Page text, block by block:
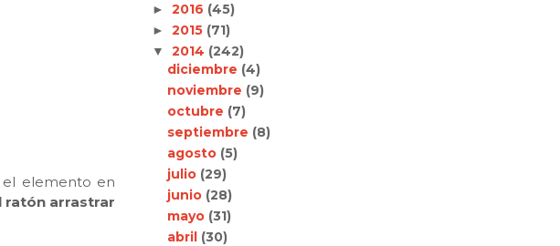
elemento en
ratón arrastrar
► 2016 (45)
► 2015 (71)
▼ 2014 (242)
diciembre (4)
noviembre (9)
octubre (7)
septiembre (8)
agosto (5)
julio (29)
junio (28)
mayo (31)
abril (30)